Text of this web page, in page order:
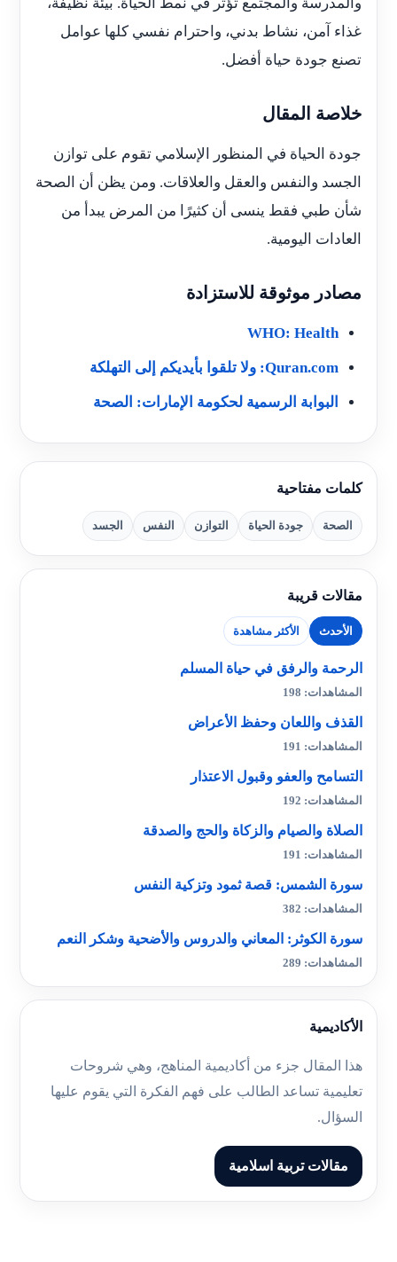
غذاء آمن، نشاط بدني، واحترام نفسي كلها عوامل
تصنع جودة حياة أفضل.
خلاصة المقال
جودة الحياة في المنظور الإسلامي تقوم على توازن
الجسد والنفس والعقل والعلاقات. ومن يظن أن الصحة
شأن طبي فقط ينسى أن كثيرًا من المرض يبدأ من
العادات اليومية.
مصادر موثوقة للاستزادة
WHO: Health
Quran.com: ولا تلقوا بأيديكم إلى التهلكة
البوابة الرسمية لحكومة الإمارات: الصحة
كلمات مفتاحية
الصحة جودة الحياة التوازن النفس الجسد
مقالات قريبة
الأحدث الأكثر مشاهدة
الرحمة والرفق في حياة المسلم
المشاهدات: 198
القذف واللعان وحفظ الأعراض
المشاهدات: 191
التسامح والعفو وقبول الاعتذار
المشاهدات: 192
الصلاة والصيام والزكاة والحج والصدقة
المشاهدات: 191
سورة الشمس: قصة ثمود وتزكية النفس
المشاهدات: 382
سورة الكوثر: المعاني والدروس والأضحية وشكر النعم
المشاهدات: 289
الأكاديمية
هذا المقال جزء من أكاديمية المناهج، وهي شروحات
تعليمية تساعد الطالب على فهم الفكرة التي يقوم عليها
السؤال.
مقالات تربية اسلامية